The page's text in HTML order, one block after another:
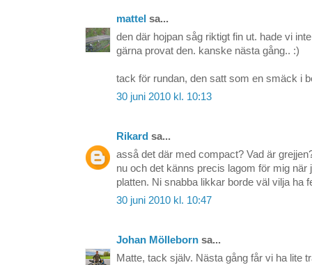
mattel sa...
den där hojpan såg riktigt fin ut. hade vi
gärna provat den. kanske nästa gång.. :)
tack för rundan, den satt som en smäck i
30 juni 2010 kl. 10:13
Rikard sa...
asså det där med compact? Vad är
nu och det känns precis lagom för mig när
platten. Ni snabba likkar borde väl vilja ha
30 juni 2010 kl. 10:47
Johan Mölleborn sa...
Matte, tack själv. Nästa gång får vi ha lite